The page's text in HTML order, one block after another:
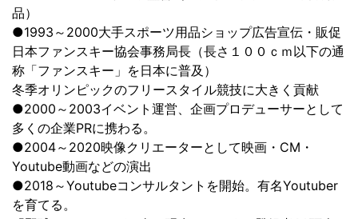
品）
●1993～2000大手スポーツ用品ショップ広告宣伝・販促
日本ファンスキー協会事務局長（長さ１００ｃｍ以下の通
称「ファンスキー」を日本に普及）
冬季オリンピックのフリースタイル競技に大きく貢献
●2000～2003イベント運営、企画プロデューサーとして
多くの企業PRに携わる。
●2004～2020映像クリエーターとして映画・CM・
Youtube動画などの演出
●2018～Youtubeコンサルタントを開始。有名Youtuber
を育てる。